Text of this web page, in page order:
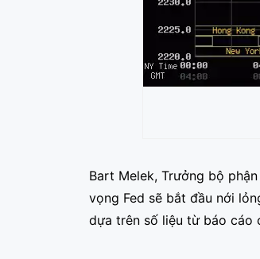
Bart Melek, Trưởng bộ
vọng Fed sẽ bắt đầu nới
dựa trên số liệu từ báo cáo